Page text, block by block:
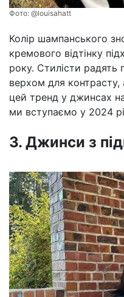
Фото: @louisahatt
Колір шампанського
кремового відтінку
року. Стилісти радять
верхом для
цей тренд у джинсах
ми вступаємо у 2024
3. Джинси з